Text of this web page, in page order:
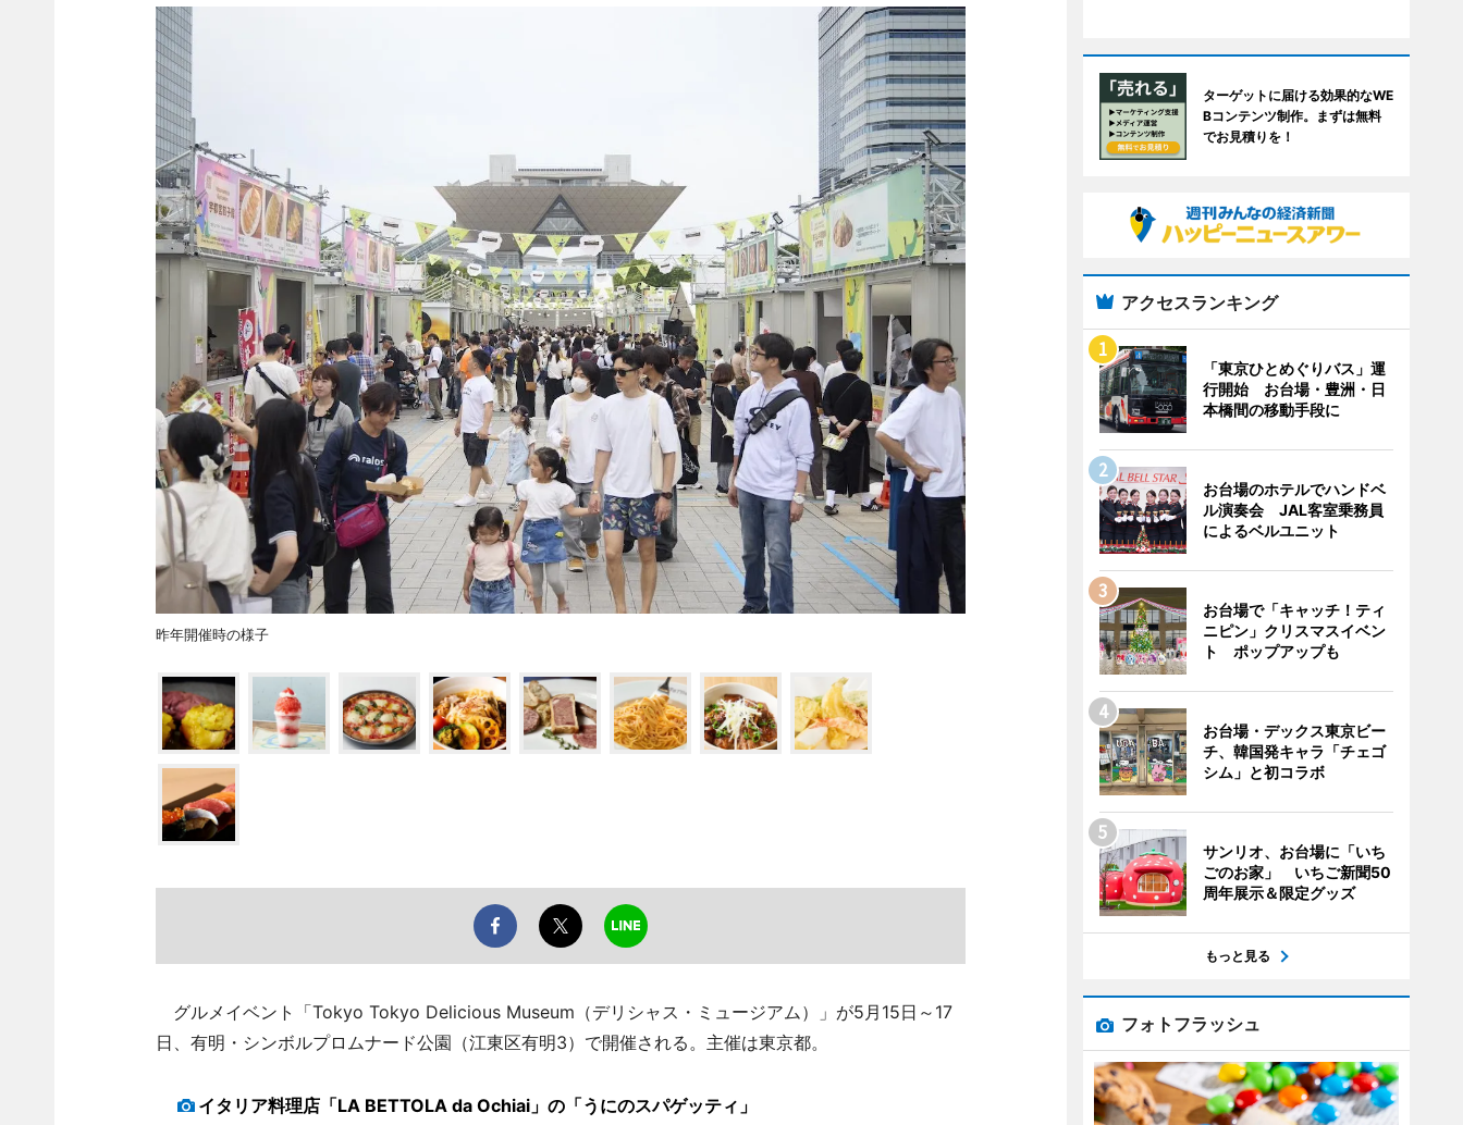
昨年開催時の様子
グルメイベント「Tokyo Tokyo Delicious Museum（デリシャス・ミュージアム）」が5月15日～17
日、有明・シンボルプロムナード公園（江東区有明3）で開催される。主催は東京都。
イタリア料理店「LA BETTOLA da Ochiai」の「うにのスパゲッティ」
ターゲットに届ける効果的なWE
Bコンテンツ制作。まずは無料
でお見積りを！
アクセスランキング
「東京ひとめぐりバス」運
行開始 お台場・豊洲・日
本橋間の移動手段に
お台場のホテルでハンドベ
ル演奏会 JAL客室乗務員
によるベルユニット
お台場で「キャッチ！ティ
ニピン」クリスマスイベン
ト ポップアップも
お台場・デックス東京ビー
チ、韓国発キャラ「チェゴ
シム」と初コラボ
サンリオ、お台場に「いち
ごのお家」 いちご新聞50
周年展示＆限定グッズ
もっと見る
フォトフラッシュ